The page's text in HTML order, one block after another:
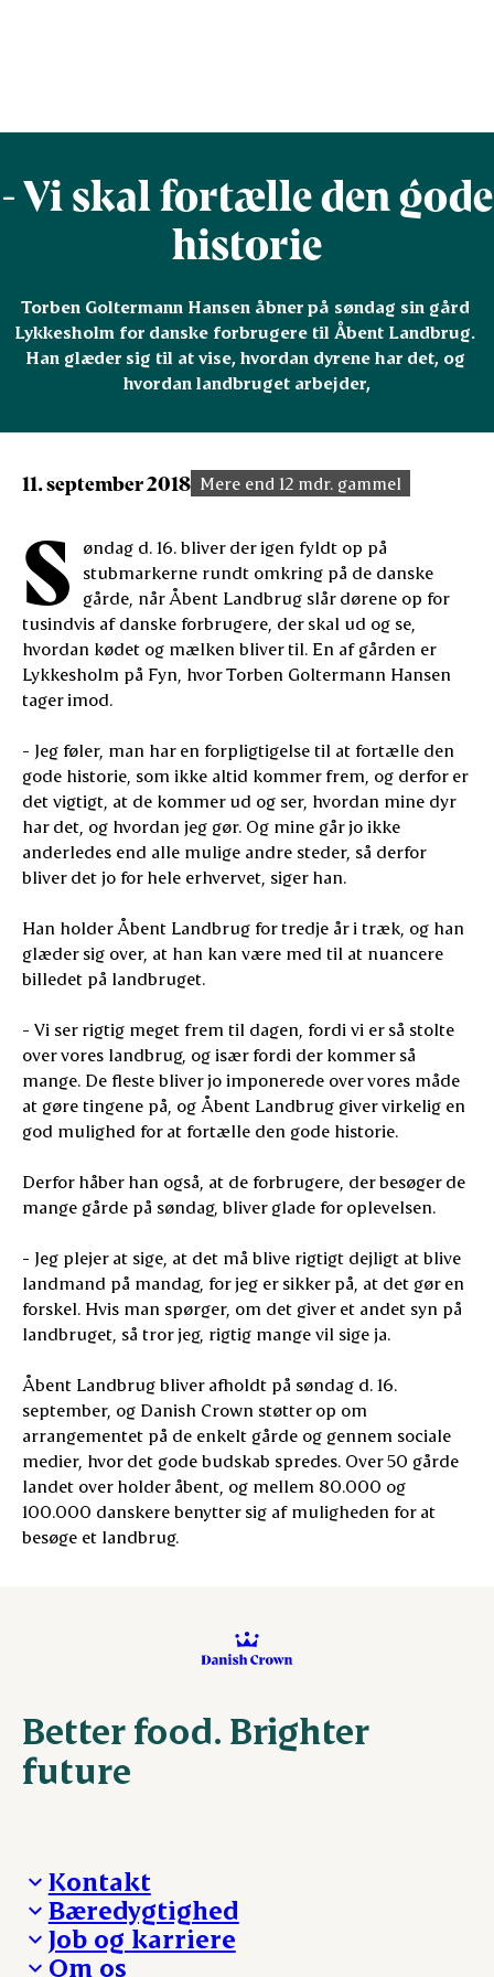
- Vi skal fortælle den gode
historie
Torben Goltermann Hansen åbner på søndag sin gård
Lykkesholm for danske forbrugere til Åbent Landbrug.
Han glæder sig til at vise, hvordan dyrene har det, og
hvordan landbruget arbejder,
11. september 2018 Mere end 12 mdr. gammel
S
øndag d. 16. bliver der igen fyldt op på
stubmarkerne rundt omkring på de danske
gårde, når Åbent Landbrug slår dørene op for
tusindvis af danske forbrugere, der skal ud og se,
hvordan kødet og mælken bliver til. En af gården er
Lykkesholm på Fyn, hvor Torben Goltermann Hansen
tager imod.
- Jeg føler, man har en forpligtigelse til at fortælle den
gode historie, som ikke altid kommer frem, og derfor er
det vigtigt, at de kommer ud og ser, hvordan mine dyr
har det, og hvordan jeg gør. Og mine går jo ikke
anderledes end alle mulige andre steder, så derfor
bliver det jo for hele erhvervet, siger han.
Han holder Åbent Landbrug for tredje år i træk, og han
glæder sig over, at han kan være med til at nuancere
billedet på landbruget.
- Vi ser rigtig meget frem til dagen, fordi vi er så stolte
over vores landbrug, og især fordi der kommer så
mange. De fleste bliver jo imponerede over vores måde
at gøre tingene på, og Åbent Landbrug giver virkelig en
god mulighed for at fortælle den gode historie.
Derfor håber han også, at de forbrugere, der besøger de
mange gårde på søndag, bliver glade for oplevelsen.
- Jeg plejer at sige, at det må blive rigtigt dejligt at blive
landmand på mandag, for jeg er sikker på, at det gør en
forskel. Hvis man spørger, om det giver et andet syn på
landbruget, så tror jeg, rigtig mange vil sige ja.
Åbent Landbrug bliver afholdt på søndag d. 16.
september, og Danish Crown støtter op om
arrangementet på de enkelt gårde og gennem sociale
medier, hvor det gode budskab spredes. Over 50 gårde
landet over holder åbent, og mellem 80.000 og
100.000 danskere benytter sig af muligheden for at
besøge et landbrug.
Better food. Brighter
future
Kontakt
Besøg Danish Crown
Presse og nyheder
Reklamationer
Bæredygtighed
Fra jord til bord
Job og karriere
Om os